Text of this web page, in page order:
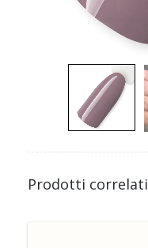
Prodotti correlati